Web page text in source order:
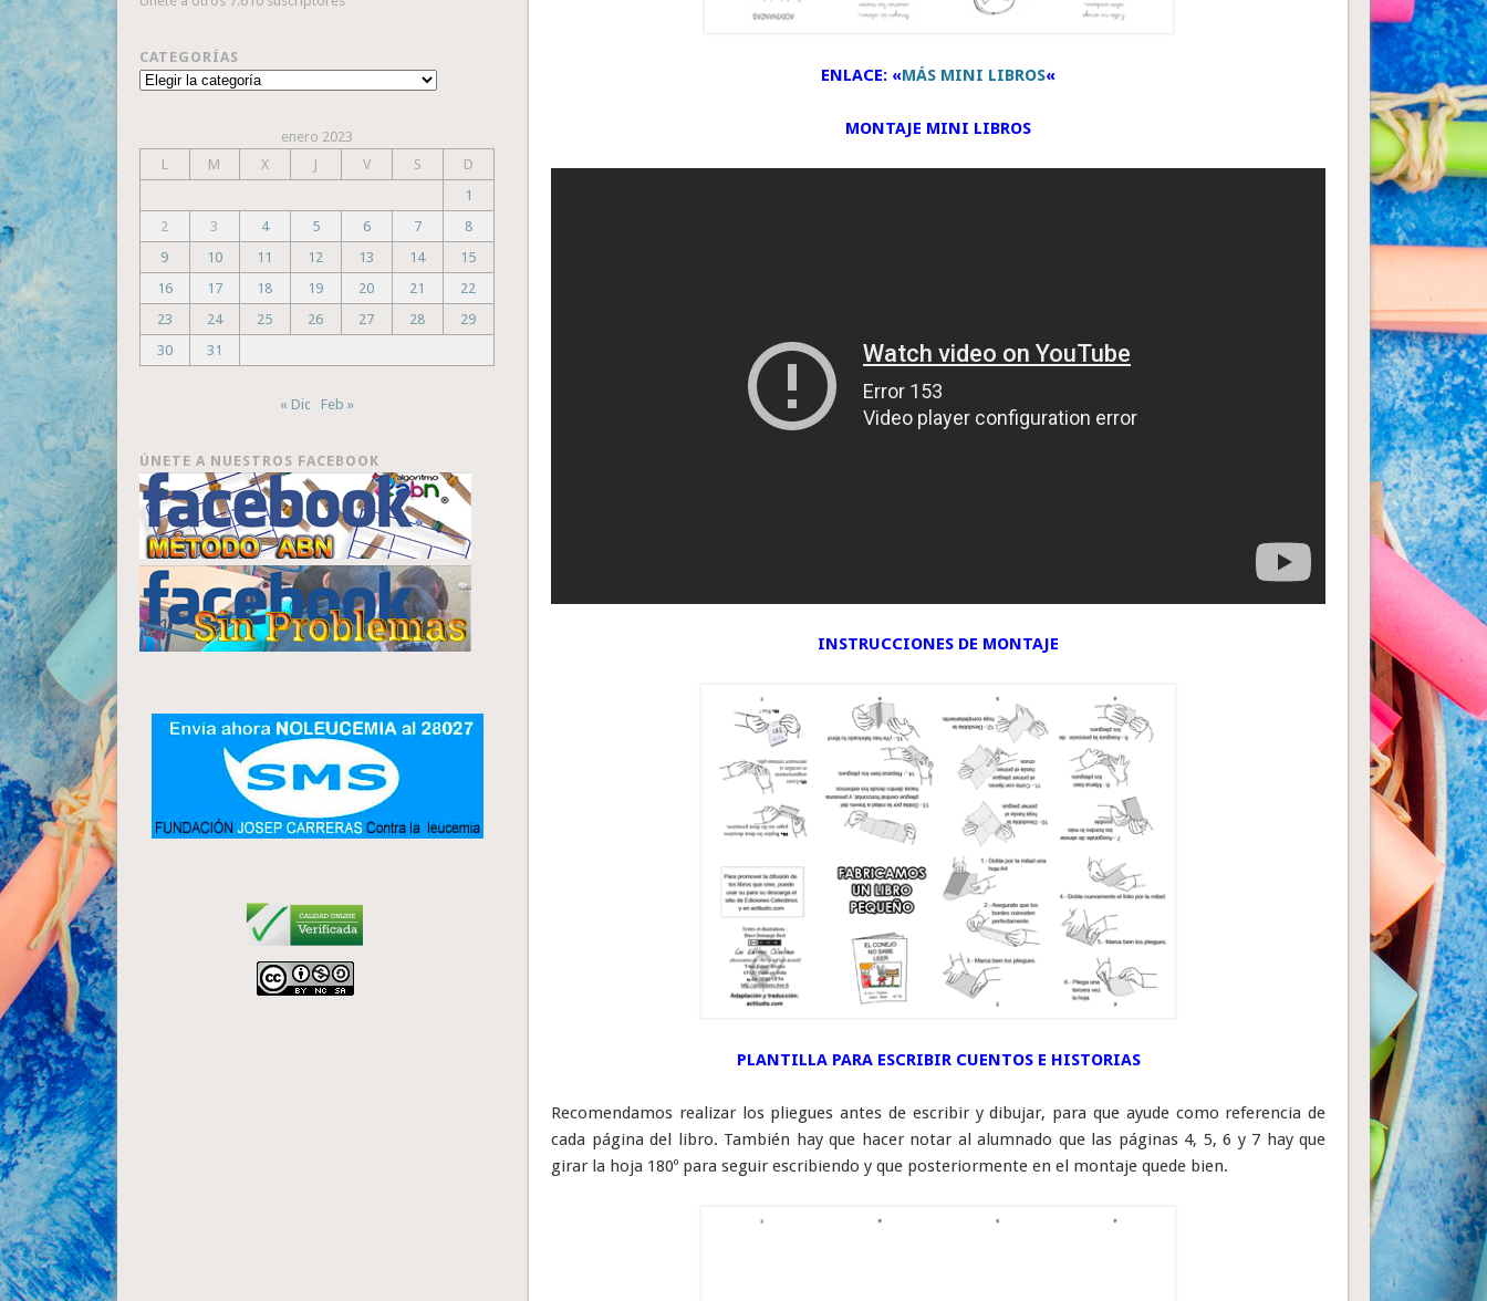
ENLACE: «MÁS MINI LIBROS«
MONTAJE MINI LIBROS
INSTRUCCIONES DE MONTAJE
PLANTILLA PARA ESCRIBIR CUENTOS E HISTORIAS
Recomendamos realizar los pliegues antes de escribir y dibujar, para que ayude como referencia de
cada página del libro. También hay que hacer notar al alumnado que las páginas 4, 5, 6 y 7 hay que
girar la hoja 180º para seguir escribiendo y que posteriormente en el montaje quede bien.
CATEGORÍAS
Categorías
enero 2023
L
M X J V S
D
1
2
3 4 5 6 7
8
9
10 11 12 13 14
15
16
17 18 19 20 21
22
23
24 25 26 27 28
29
30
31
« Dic Feb »
ÚNETE A NUESTROS FACEBOOK